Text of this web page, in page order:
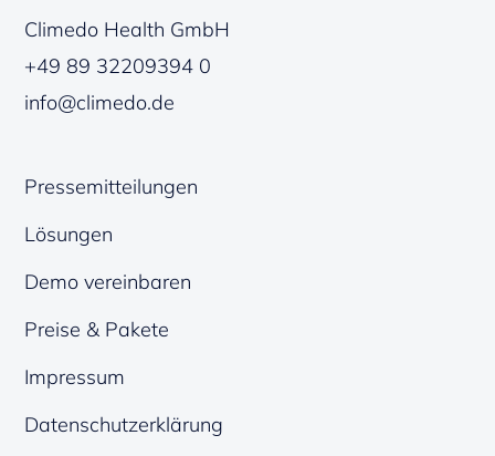
Climedo Health GmbH
+49 89 32209394 0
info@climedo.de
Pressemitteilungen
Lösungen
Demo vereinbaren
Preise & Pakete
Impressum
Datenschutzerklärung